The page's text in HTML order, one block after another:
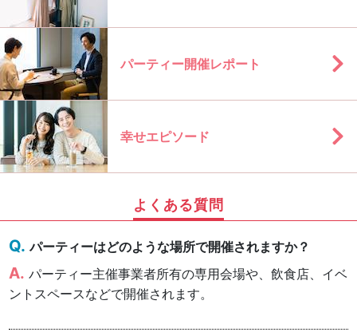
パーティー開催レポート
幸せエピソード
よくある質問
パーティーはどのような場所で開催されますか？
パーティー主催事業者所有の専用会場や、飲食店、イベ
ントスペースなどで開催されます。